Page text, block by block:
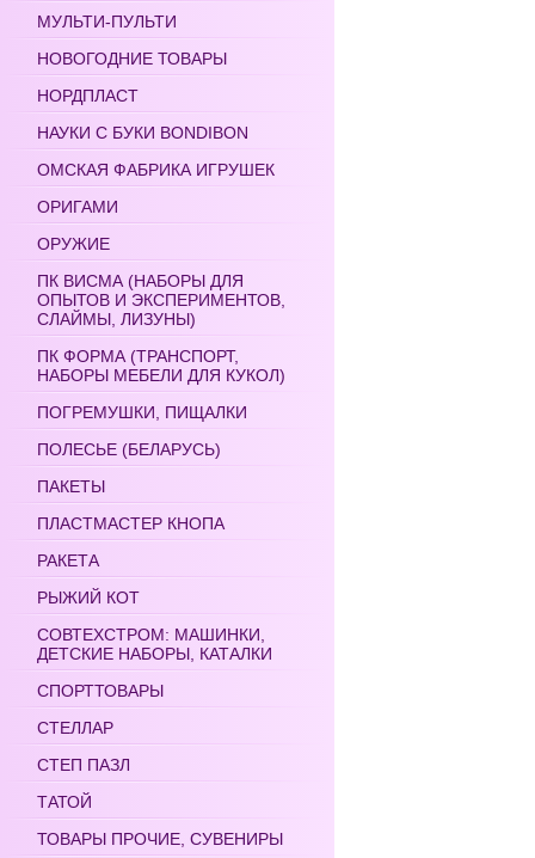
МУЛЬТИ-ПУЛЬТИ
НОВОГОДНИЕ ТОВАРЫ
НОРДПЛАСТ
НАУКИ С БУКИ BONDIBON
ОМСКАЯ ФАБРИКА ИГРУШЕК
ОРИГАМИ
ОРУЖИЕ
ПК ВИСМА (НАБОРЫ ДЛЯ
ОПЫТОВ И ЭКСПЕРИМЕНТОВ,
СЛАЙМЫ, ЛИЗУНЫ)
ПК ФОРМА (ТРАНСПОРТ,
НАБОРЫ МЕБЕЛИ ДЛЯ КУКОЛ)
ПОГРЕМУШКИ, ПИЩАЛКИ
ПОЛЕСЬЕ (БЕЛАРУСЬ)
ПАКЕТЫ
ПЛАСТМАСТЕР КНОПА
РАКЕТА
РЫЖИЙ КОТ
СОВТЕХСТРОМ: МАШИНКИ,
ДЕТСКИЕ НАБОРЫ, КАТАЛКИ
СПОРТТОВАРЫ
СТЕЛЛАР
СТЕП ПАЗЛ
ТАТОЙ
ТОВАРЫ ПРОЧИЕ, СУВЕНИРЫ